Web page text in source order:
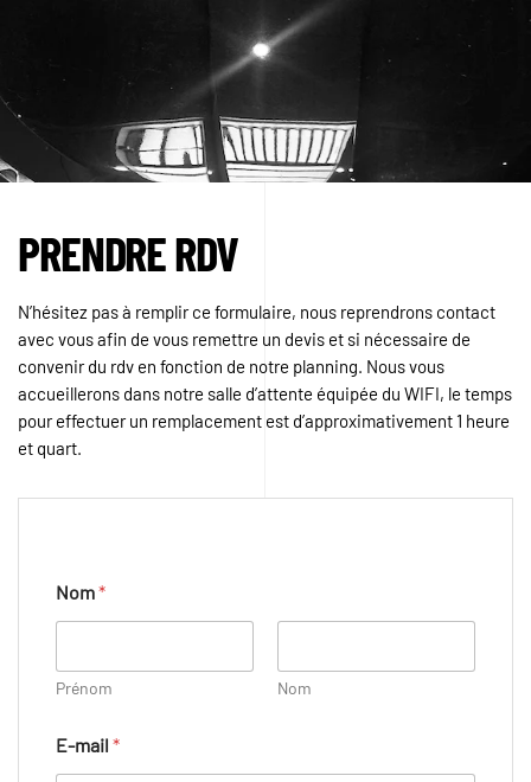
PRENDRE RDV
N’hésitez pas à remplir ce formulaire, nous reprendrons contact
avec vous afin de vous remettre un devis et si nécessaire de
convenir du rdv en fonction de notre planning. Nous vous
accueillerons dans notre salle d’attente équipée du WIFI, le temps
pour effectuer un remplacement est d’approximativement 1 heure
et quart.
Nom*
Prénom Nom
E-mail *